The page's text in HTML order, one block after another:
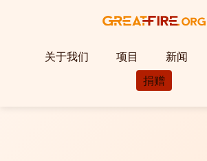
关于我们 项目 新闻
捐赠